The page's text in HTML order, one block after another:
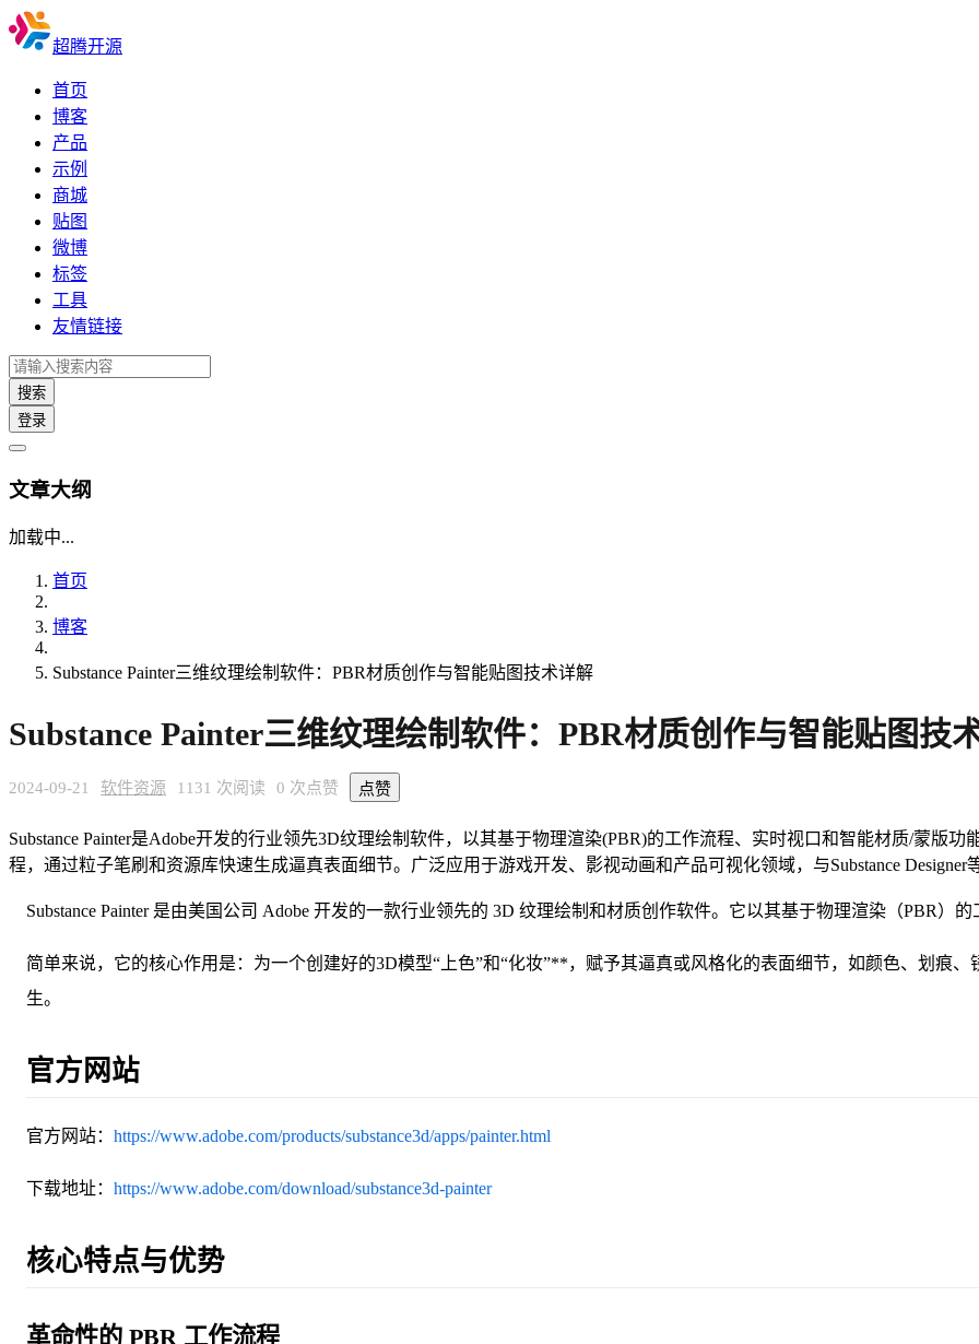
超腾开源
首页
博客
产品
示例
商城
贴图
微博
标签
工具
友情链接
搜索
登录
文章大纲
加载中...
首页
博客
Substance Painter三维纹理绘制软件：PBR材质创作与智能贴图技术详解
Substance Painter三维纹理绘制软件：PBR材质创作与智能贴图技
2024-09-21 软件资源 1131 次阅读 0 次点赞 点赞
Substance Painter是Adobe开发的行业领先3D纹理绘制软件，以其基于物理渲染(PBR)的工作流程、实时视口和智能材质/蒙版
程，通过粒子笔刷和资源库快速生成逼真表面细节。广泛应用于游戏开发、影视动画和产品可视化领域，与Substance
Substance Painter 是由美国公司 Adobe 开发的一款行业领先的 3D 纹理绘制和材质创作软件。它以其基于物理渲染（PBR）
简单来说，它的核心作用是：为一个创建好的3D模型“上色”和“化妆”**，赋予其逼真或风格化的表面细节，如颜色、划痕
生。
官方网站
官方网站： https://www.adobe.com/products/substance3d/apps/painter.html
下载地址： https://www.adobe.com/download/substance3d-painter
核心特点与优势
革命性的 PBR 工作流程